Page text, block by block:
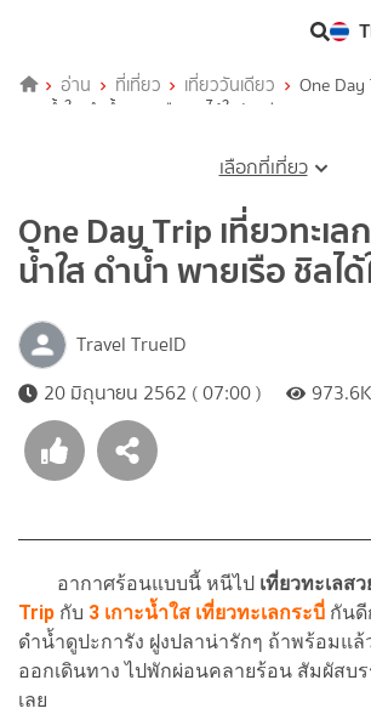
อ่าน ที่เที่ยว เที่ยววันเดียว
One Day
เกาะน้ำใส ดำน้ำ พายเรือ ชิลได้ในวันเดียว
เลือกที่เที่ยว
One Day Trip เที่ยวทะเล
น้ำใส ดำน้ำ พายเรือ ชิลไ
Travel TrueID
20 มิถุนายน 2562 ( 07:00 )
973.6K
อากาศร้อนแบบนี้ หนีไป เที่ยวทะเลสว
Trip กับ 3 เกาะน้ำใส เที่ยวทะเลกระบี่ กันดี
ดำน้ำดูปะการัง ฝูงปลาน่ารักๆ ถ้าพร้อมแล้
ออกเดินทาง ไปพักผ่อนคลายร้อน สัมผัสบ
เลย